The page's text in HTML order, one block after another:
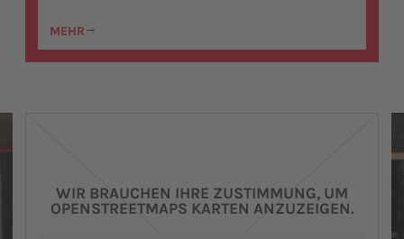
MEHR
WIR BRAUCHEN IHRE ZUSTIMMUNG, UM
OPENSTREETMAPS KARTEN ANZUZEIGEN.